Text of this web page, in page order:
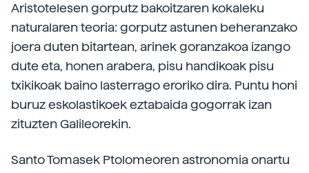
Aristotelesen gorputz bakoitzaren kokaleku
naturalaren teoria: gorputz astunen beheranzako
joera duten bitartean, arinek goranzakoa izango
dute eta, honen arabera, pisu handikoak pisu
txikikoak baino lasterrago eroriko dira. Puntu honi
buruz eskolastikoek eztabaida gogorrak izan
zituzten Galileorekin.
Santo Tomasek Ptolomeoren astronomia onartu